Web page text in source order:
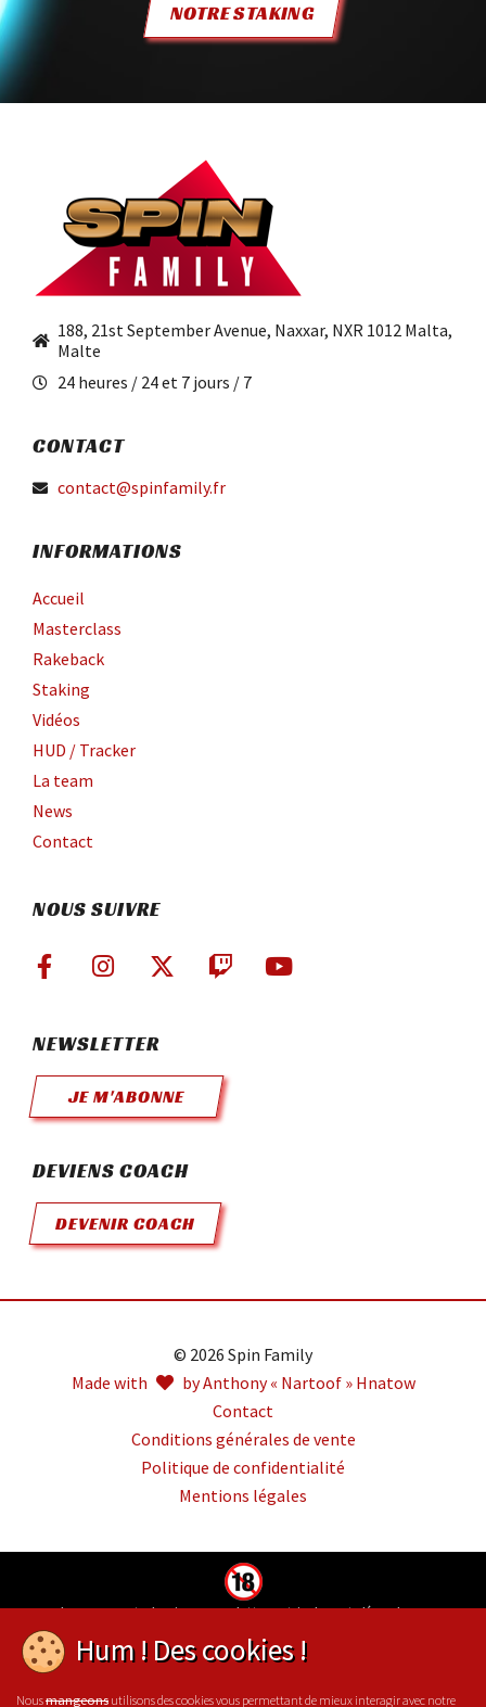
NOTRE STAKING
188, 21st September Avenue, Naxxar, NXR 1012 Malta,
Malte
24 heures / 24 et 7 jours / 7
CONTACT
contact@spinfamily.fr
INFORMATIONS
Accueil
Masterclass
Rakeback
Staking
Vidéos
HUD / Tracker
La team
News
Contact
NOUS SUIVRE
NEWSLETTER
JE M'ABONNE
DEVIENS COACH
DEVENIR COACH
© 2026 Spin Family
Made with
by Anthony « Nartoof » Hnatow
Contact
Conditions générales de vente
Politique de confidentialité
Mentions légales
Jouer comporte des risques : endettement, isolement, dépendance.
Hum ! Des cookies !
Nousmangeons utilisons des cookies vous permettant de mieux interagir avec notre